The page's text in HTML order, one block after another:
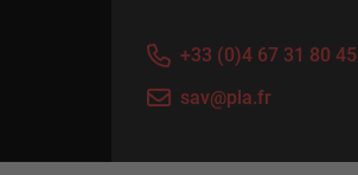
+33 (0)4 67 31 80 45
sav@pla.fr